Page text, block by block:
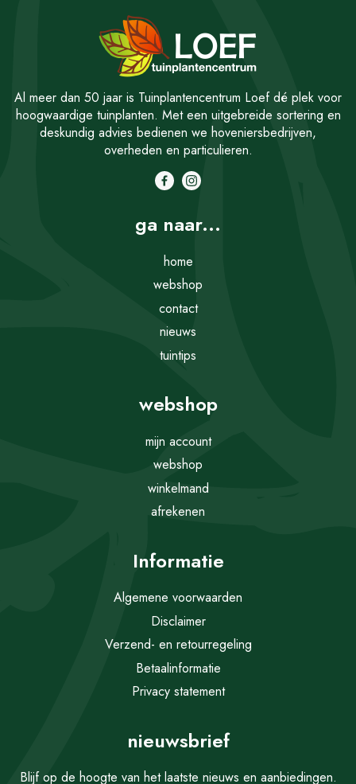
Al meer dan 50 jaar is Tuinplantencentrum Loef dé plek voor
hoogwaardige tuinplanten. Met een uitgebreide sortering en
deskundig advies bedienen we hoveniersbedrijven,
overheden en particulieren.
ga naar...
home
webshop
contact
nieuws
tuintips
webshop
mijn account
webshop
winkelmand
afrekenen
Informatie
Algemene voorwaarden
Disclaimer
Verzend- en retourregeling
Betaalinformatie
Privacy statement
nieuwsbrief
Blijf op de hoogte van het laatste nieuws en aanbiedingen.